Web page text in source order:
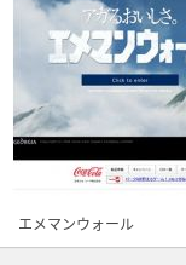
エメマンウォール